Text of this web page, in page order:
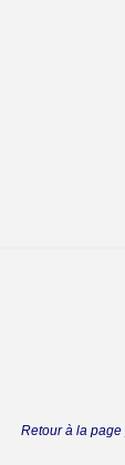
Retour à la